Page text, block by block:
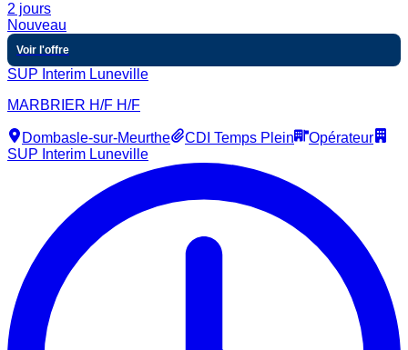
2 jours
Nouveau
Voir l'offre
SUP Interim Luneville
MARBRIER H/F H/F
Dombasle-sur-Meurthe CDI Temps Plein
Opérateur
SUP Interim Luneville